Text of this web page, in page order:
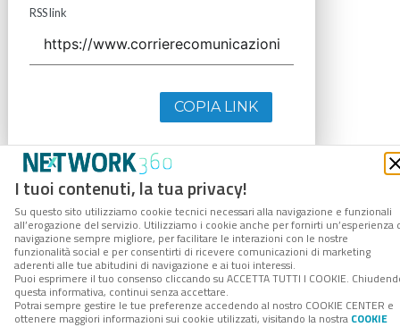
I tuoi contenuti, la tua privacy!
Su questo sito utilizziamo cookie tecnici necessari alla navigazione e funzionali
all’erogazione del servizio. Utilizziamo i cookie anche per fornirti un’esperienza
navigazione sempre migliore, per facilitare le interazioni con le nostre
funzionalità social e per consentirti di ricevere comunicazioni di marketing
aderenti alle tue abitudini di navigazione e ai tuoi interessi.
Puoi esprimere il tuo consenso cliccando su ACCETTA TUTTI I COOKIE.
questa informativa, continui senza accettare.
Potrai sempre gestire le tue preferenze accedendo al nostro COOKIE CENTER e
ottenere maggiori informazioni sui cookie utilizzati, visitando la nostra COOKIE
RSS link
COPIA LINK